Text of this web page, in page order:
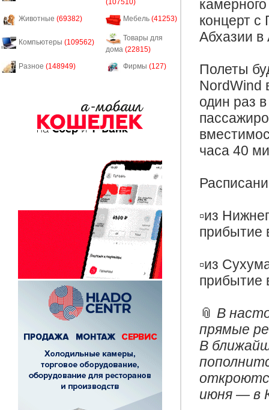
(107510)
Животные (69382) Мебель (41253)
Компьютеры (109562)
Товары для
дома (22815)
Разное (148949) Фирмы (127)
концерт с
Абхазии в
Полеты
NordWind
один раз
часа 40
▫️из
прибытие
▫️из
прибытие
📎 В
прямые
В
июня — в